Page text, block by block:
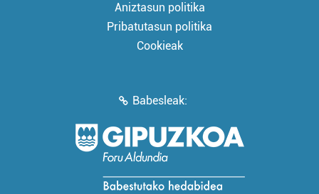
Aniztasun politika
Pribatutasun politika
Cookieak
Babesleak: